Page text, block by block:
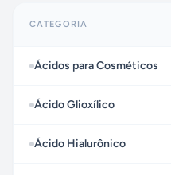
CATEGORIA
Ácidos para Cosméticos
Ácido Glioxílico
Ácido Hialurônico